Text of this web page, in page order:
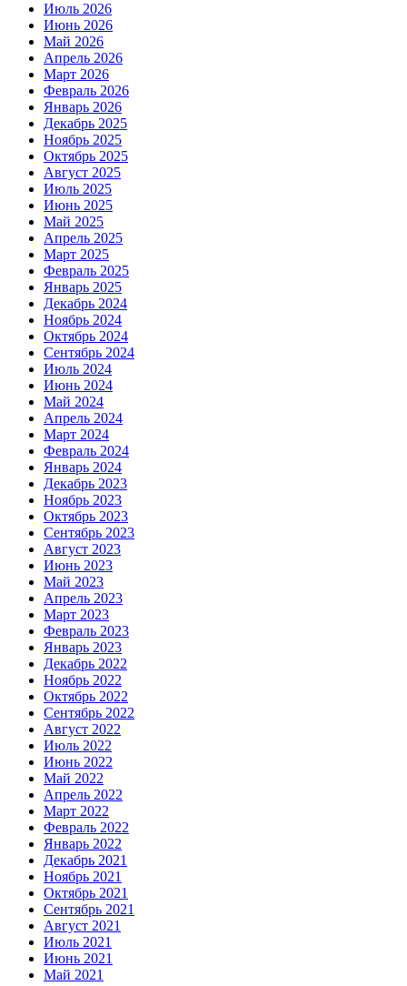
Июль 2026
Июнь 2026
Май 2026
Апрель 2026
Март 2026
Февраль 2026
Январь 2026
Декабрь 2025
Ноябрь 2025
Октябрь 2025
Август 2025
Июль 2025
Июнь 2025
Май 2025
Апрель 2025
Март 2025
Февраль 2025
Январь 2025
Декабрь 2024
Ноябрь 2024
Октябрь 2024
Сентябрь 2024
Июль 2024
Июнь 2024
Май 2024
Апрель 2024
Март 2024
Февраль 2024
Январь 2024
Декабрь 2023
Ноябрь 2023
Октябрь 2023
Сентябрь 2023
Август 2023
Июнь 2023
Май 2023
Апрель 2023
Март 2023
Февраль 2023
Январь 2023
Декабрь 2022
Ноябрь 2022
Октябрь 2022
Сентябрь 2022
Август 2022
Июль 2022
Июнь 2022
Май 2022
Апрель 2022
Март 2022
Февраль 2022
Январь 2022
Декабрь 2021
Ноябрь 2021
Октябрь 2021
Сентябрь 2021
Август 2021
Июль 2021
Июнь 2021
Май 2021